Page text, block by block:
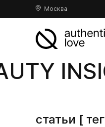
Москва
статьи [